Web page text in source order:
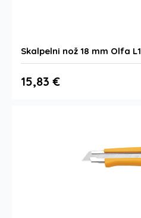
Skalpelni nož 18 mm Olfa L1
15,83 €